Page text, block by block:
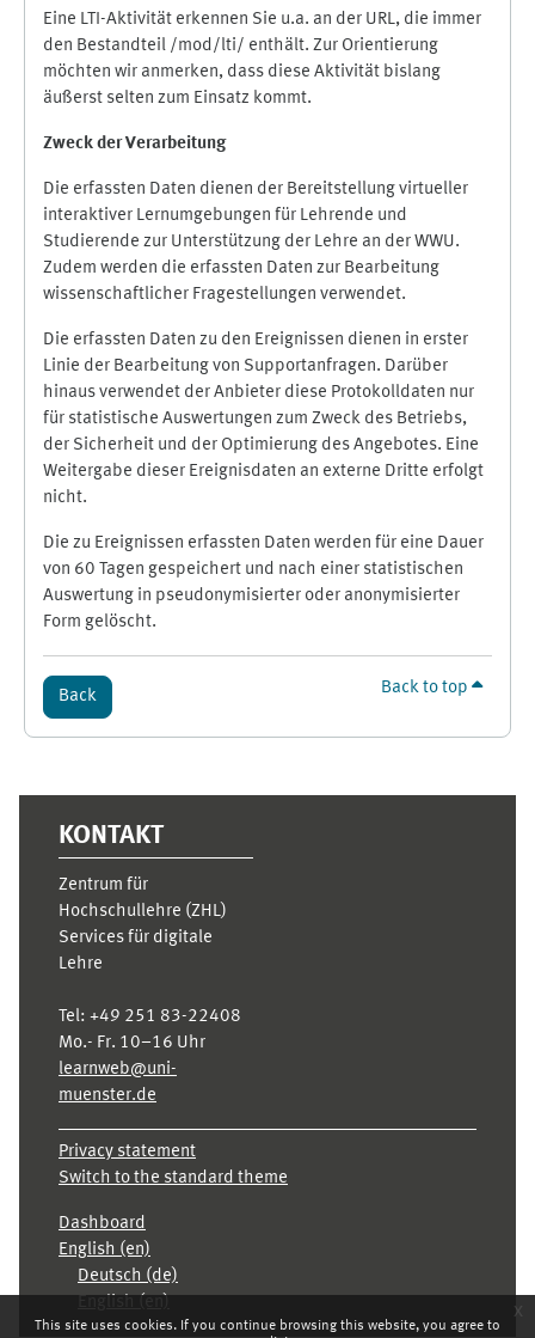
This site uses cookies. If you continue browsing this website, you agree to
x
Eine LTI-Aktivität erkennen Sie u.a. an der URL, die immer
den Bestandteil /mod/lti/ enthält. Zur Orientierung
möchten wir anmerken, dass diese Aktivität bislang
äußerst selten zum Einsatz kommt.
Zweck der Verarbeitung
Die erfassten Daten dienen der Bereitstellung virtueller
interaktiver Lernumgebungen für Lehrende und
Studierende zur Unterstützung der Lehre an der WWU.
Zudem werden die erfassten Daten zur Bearbeitung
wissenschaftlicher Fragestellungen verwendet.
Die erfassten Daten zu den Ereignissen dienen in erster
Linie der Bearbeitung von Supportanfragen. Darüber
hinaus verwendet der Anbieter diese Protokolldaten nur
für statistische Auswertungen zum Zweck des Betriebs,
der Sicherheit und der Optimierung des Angebotes. Eine
Weitergabe dieser Ereignisdaten an externe Dritte erfolgt
nicht.
Die zu Ereignissen erfassten Daten werden für eine Dauer
von 60 Tagen gespeichert und nach einer statistischen
Auswertung in pseudonymisierter oder anonymisierter
Form gelöscht.
Back Back to top
KONTAKT
Zentrum für
Hochschullehre (ZHL)
Services für digitale
Lehre
Tel: +49 251 83-22408
Mo.- Fr. 10–16 Uhr
learnweb@uni-
muenster.de
Privacy statement
Switch to the standard theme
Dashboard
English ‎(en)‎
Deutsch ‎(de)‎